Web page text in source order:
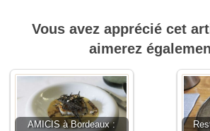
Vous avez apprécié cet
aimerez
AMICIS à Bordeaux :